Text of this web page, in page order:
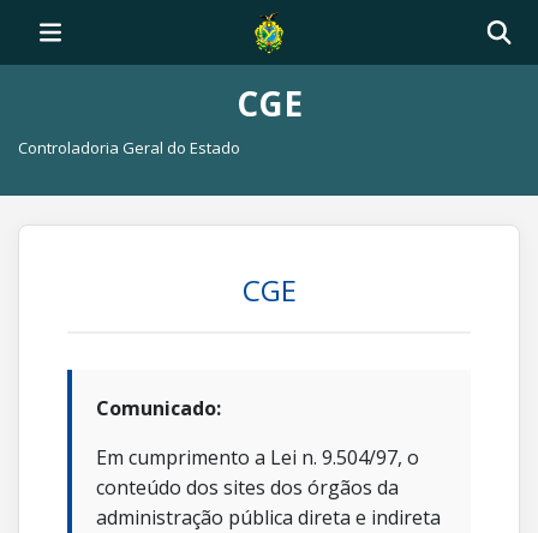
CGE
Controladoria Geral do Estado
CGE
Comunicado:
Em cumprimento a Lei n. 9.504/97, o
conteúdo dos sites dos órgãos da
administração pública direta e indireta